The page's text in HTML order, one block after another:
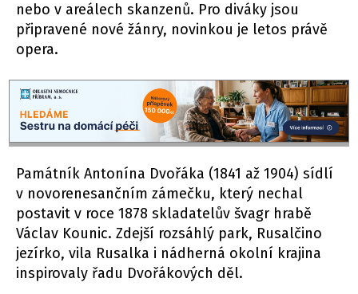
nebo v areálech skanzenů. Pro diváky jsou
připravené nové žánry, novinkou je letos právě
opera.
Památník Antonína Dvořáka (1841 až 1904) sídlí
v novorenesančním zámečku, který nechal
postavit v roce 1878 skladatelův švagr hrabě
Václav Kounic. Zdejší rozsáhlý park, Rusalčino
jezírko, vila Rusalka i nádherná okolní krajina
inspirovaly řadu Dvořákových děl.